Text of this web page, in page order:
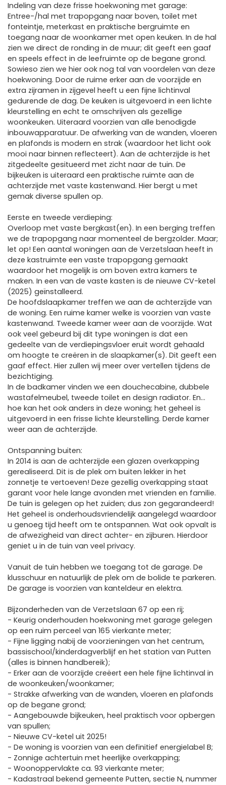
Indeling van deze frisse hoekwoning met garage:
Entree-/hal met trapopgang naar boven, toilet met
fonteintje, meterkast en praktische bergruimte en
toegang naar de woonkamer met open keuken. In de hal
zien we direct de ronding in de muur; dit geeft een gaaf
en speels effect in de leefruimte op de begane grond.
Sowieso zien we hier ook nog tal van voordelen van deze
hoekwoning. Door de ruime erker aan de voorzijde en
extra zijramen in zijgevel heeft u een fijne lichtinval
gedurende de dag. De keuken is uitgevoerd in een lichte
kleurstelling en echt te omschrijven als gezellige
woonkeuken. Uiteraard voorzien van alle benodigde
inbouwapparatuur. De afwerking van de wanden, vloeren
en plafonds is modern en strak (waardoor het licht ook
mooi naar binnen reflecteert). Aan de achterzijde is het
zitgedeelte gesitueerd met zicht naar de tuin. De
bijkeuken is uiteraard een praktische ruimte aan de
achterzijde met vaste kastenwand. Hier bergt u met
gemak diverse spullen op.
Eerste en tweede verdieping:
Overloop met vaste bergkast(en). In een berging treffen
we de trapopgang naar momenteel de bergzolder. Maar;
let op! Een aantal woningen aan de Verzetslaan heeft in
deze kastruimte een vaste trapopgang gemaakt
waardoor het mogelijk is om boven extra kamers te
maken. In een van de vaste kasten is de nieuwe CV-ketel
(2025) geïnstalleerd.
De hoofdslaapkamer treffen we aan de achterzijde van
de woning. Een ruime kamer welke is voorzien van vaste
kastenwand. Tweede kamer weer aan de voorzijde. Wat
ook veel gebeurd bij dit type woningen is dat een
gedeelte van de verdiepingsvloer eruit wordt gehaald
om hoogte te creëren in de slaapkamer(s). Dit geeft een
gaaf effect. Hier zullen wij meer over vertellen tijdens de
bezichtiging.
In de badkamer vinden we een douchecabine, dubbele
wastafelmeubel, tweede toilet en design radiator. En…
hoe kan het ook anders in deze woning; het geheel is
uitgevoerd in een frisse lichte kleurstelling. Derde kamer
weer aan de achterzijde.
Ontspanning buiten:
In 2014 is aan de achterzijde een glazen overkapping
gerealiseerd. Dit is de plek om buiten lekker in het
zonnetje te vertoeven! Deze gezellig overkapping staat
garant voor hele lange avonden met vrienden en familie.
De tuin is gelegen op het zuiden; dus zon gegarandeerd!
Het geheel is onderhoudsvriendelijk aangelegd waardoor
u genoeg tijd heeft om te ontspannen. Wat ook opvalt is
de afwezigheid van direct achter- en zijburen. Hierdoor
geniet u in de tuin van veel privacy.
Vanuit de tuin hebben we toegang tot de garage. De
klusschuur en natuurlijk de plek om de bolide te parkeren.
De garage is voorzien van kanteldeur en elektra.
Bijzonderheden van de Verzetslaan 67 op een rij;
- Keurig onderhouden hoekwoning met garage gelegen
op een ruim perceel van 165 vierkante meter;
- Fijne ligging nabij de voorzieningen van het centrum,
bassischool/kinderdagverblijf en het station van Putten
(alles is binnen handbereik);
- Erker aan de voorzijde creëert een hele fijne lichtinval in
de woonkeuken/woonkamer;
- Strakke afwerking van de wanden, vloeren en plafonds
op de begane grond;
- Aangebouwde bijkeuken, heel praktisch voor opbergen
van spullen;
- Nieuwe CV-ketel uit 2025!
- De woning is voorzien van een definitief energielabel B;
- Zonnige achtertuin met heerlijke overkapping;
- Woonoppervlakte ca. 93 vierkante meter;
- Kadastraal bekend gemeente Putten, sectie N, nummer